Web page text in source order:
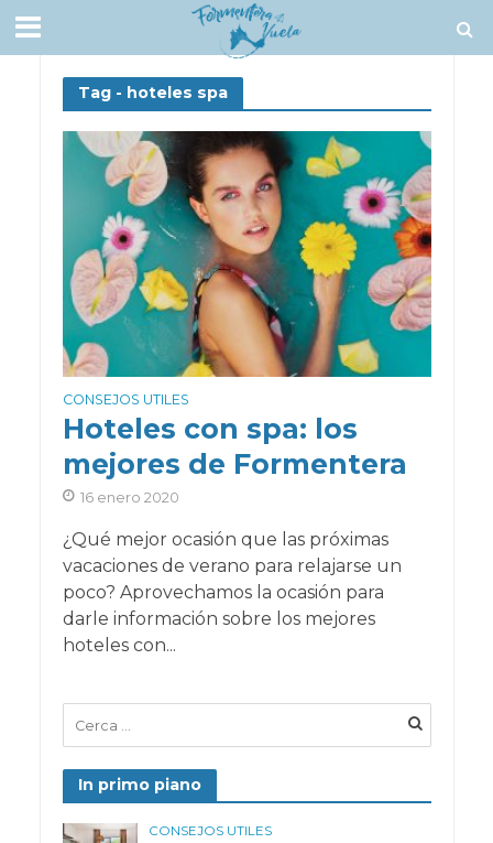
Tag - hoteles spa
CONSEJOS UTILES
Hoteles con spa: los
mejores de Formentera
16 enero 2020
¿Qué mejor ocasión que las próximas
vacaciones de verano para relajarse un
poco? Aprovechamos la ocasión para
darle información sobre los mejores
hoteles con...
In primo piano
CONSEJOS UTILES